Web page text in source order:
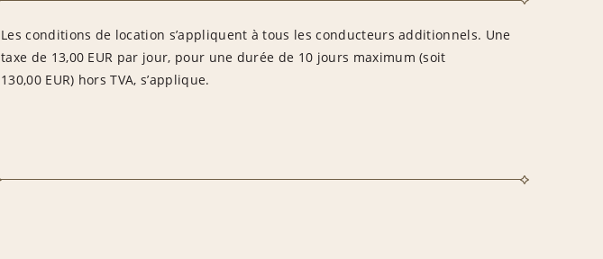
Les conditions de location s’appliquent à tous les conducteurs additionnels. Une
taxe de 13,00 EUR par jour, pour une durée de 10 jours maximum (soit
130,00 EUR) hors TVA, s’applique.